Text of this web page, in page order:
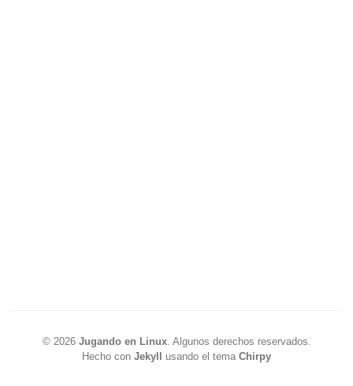
© 2026 Jugando en Linux. Algunos derechos reservados.
Hecho con Jekyll usando el tema Chirpy